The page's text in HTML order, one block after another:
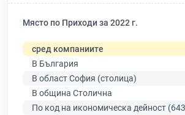
Място по Приходи за 2022 г.
сред компаниите
В България
В област София (столица)
В община Столична
По код на икономическа дейност